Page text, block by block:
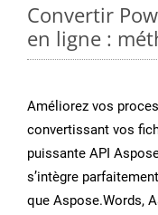
Convertir
en ligne :
Améliorez vos
convertissant vos
puissante API
s’intègre
que Aspose.Words,